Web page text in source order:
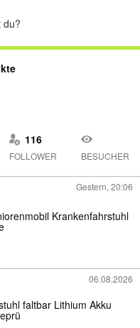
116
FOLLOWER BESUCHER
Gestern, 20:06
Krankenfahrstuhl
06.08.2026
faltbar Lithium Akku